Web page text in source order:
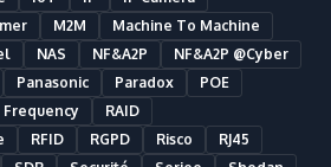
M2M
Machine To Machine
NAS NF&A2P
NF&A2P @Cyber
Panasonic Paradox
POE
Frequency
RAID
RFID RGPD Risco
RJ45